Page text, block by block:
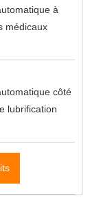
à
médicaux
côté
lubrification